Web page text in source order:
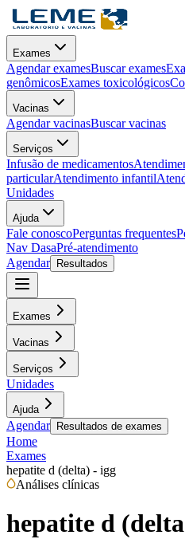
Exames
Agendar examesBuscar exames
genômicosExames toxicológicos
Vacinas
Agendar vacinasBuscar vacinas
Serviços
Infusão de medicamentos
particularAtendimento infantil
Unidades
Ajuda
Fale conoscoPerguntas frequentes
Nav DasaPré-atendimento
Agendar
Resultados
Exames
Vacinas
Serviços
Unidades
Ajuda
Agendar Resultados de exames
Home
Exames
hepatite d (delta) - igg
Análises clínicas
hepatite d